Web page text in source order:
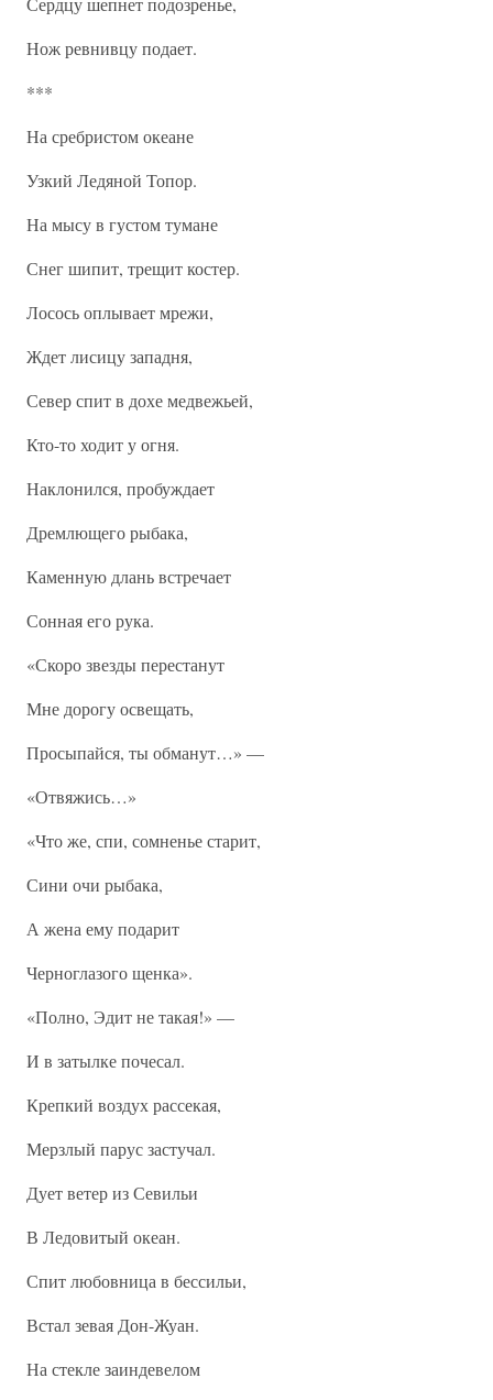
Нож ревнивцу подает.
***
На сребристом океане
Узкий Ледяной Топор.
На мысу в густом тумане
Снег шипит, трещит костер.
Лосось оплывает мрежи,
Ждет лисицу западня,
Север спит в дохе медвежьей,
Кто-то ходит у огня.
Наклонился, пробуждает
Дремлющего рыбака,
Каменную длань встречает
Сонная его рука.
«Скоро звезды перестанут
Мне дорогу освещать,
Просыпайся, ты обманут…» —
«Отвяжись…»
«Что же, спи, сомненье старит,
Сини очи рыбака,
А жена ему подарит
Черноглазого щенка».
«Полно, Эдит не такая!» —
И в затылке почесал.
Крепкий воздух рассекая,
Мерзлый парус застучал.
Дует ветер из Севильи
В Ледовитый океан.
Спит любовница в бессильи,
Встал зевая Дон-Жуан.
На стекле заиндевелом